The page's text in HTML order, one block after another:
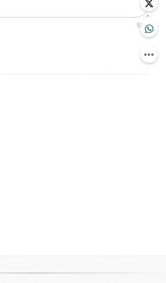
500